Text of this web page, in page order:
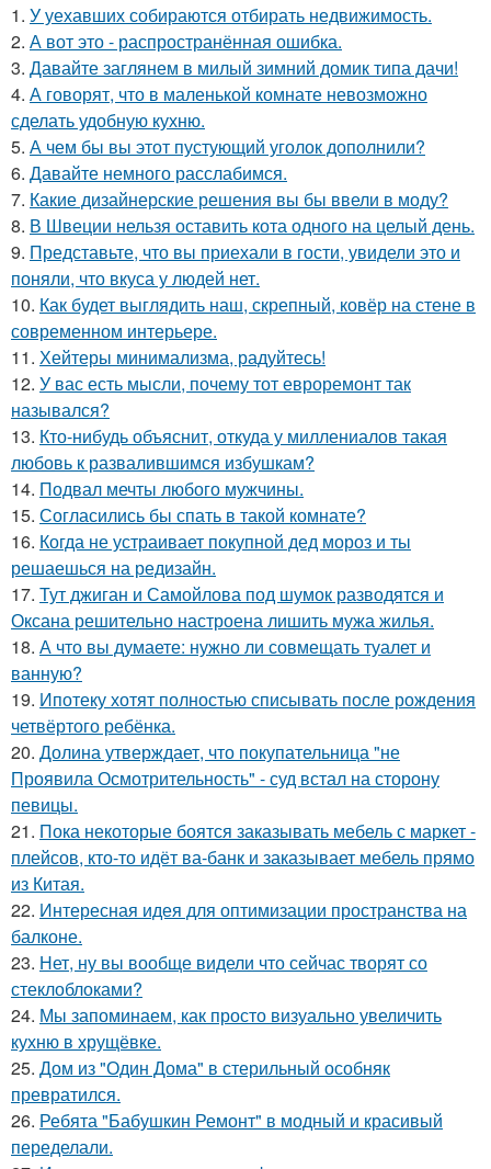
1. У уехавших собираются отбирать недвижимость.
2. А вот это - распространённая ошибка.
3. Давайте заглянем в милый зимний домик типа дачи!
4. А говорят, что в маленькой комнате невозможно
сделать удобную кухню.
5. А чем бы вы этот пустующий уголок дополнили?
6. Давайте немного расслабимся.
7. Какие дизайнерские решения вы бы ввели в моду?
8. В Швеции нельзя оставить кота одного на целый день.
9. Представьте, что вы приехали в гости, увидели это и
поняли, что вкуса у людей нет.
10. Как будет выглядить наш, скрепный, ковёр на стене в
современном интерьере.
11. Хейтеры минимализма, радуйтесь!
12. У вас есть мысли, почему тот евроремонт так
назывался?
13. Кто-нибудь объяснит, откуда у миллениалов такая
любовь к развалившимся избушкам?
14. Подвал мечты любого мужчины.
15. Согласились бы спать в такой комнате?
16. Когда не устраивает покупной дед мороз и ты
решаешься на редизайн.
17. Тут джиган и Самойлова под шумок разводятся и
Оксана решительно настроена лишить мужа жилья.
18. А что вы думаете: нужно ли совмещать туалет и
ванную?
19. Ипотеку хотят полностью списывать после рождения
четвёртого ребёнка.
20. Долина утверждает, что покупательница "не
Проявила Осмотрительность" - суд встал на сторону
певицы.
21. Пока некоторые боятся заказывать мебель с маркет -
плейсов, кто-то идёт ва-банк и заказывает мебель прямо
из Китая.
22. Интересная идея для оптимизации пространства на
балконе.
23. Нет, ну вы вообще видели что сейчас творят со
стеклоблоками?
24. Мы запоминаем, как просто визуально увеличить
кухню в хрущёвке.
25. Дом из "Один Дома" в стерильный особняк
превратился.
26. Ребята "Бабушкин Ремонт" в модный и красивый
переделали.